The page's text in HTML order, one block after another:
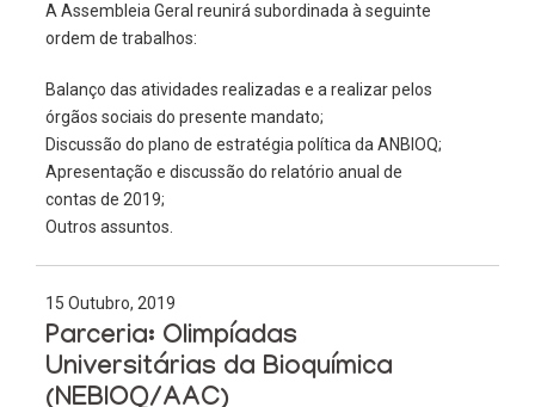
A Assembleia Geral reunirá subordinada à seguinte
ordem de trabalhos:
Balanço das atividades realizadas e a realizar pelos
órgãos sociais do presente mandato;
Discussão do plano de estratégia política da ANBIOQ;
Apresentação e discussão do relatório anual de
contas de 2019;
Outros assuntos.
15 Outubro, 2019
Parceria: Olimpíadas
Universitárias da Bioquímica
(NEBIOQ/AAC)